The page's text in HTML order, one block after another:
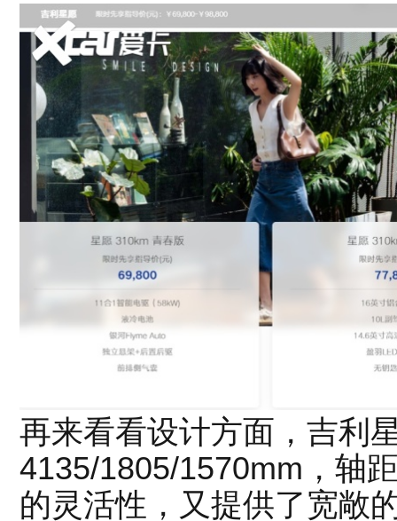
再来看看设计方面，吉利
4135/1805/1570mm，轴
的灵活性，又提供了宽敞